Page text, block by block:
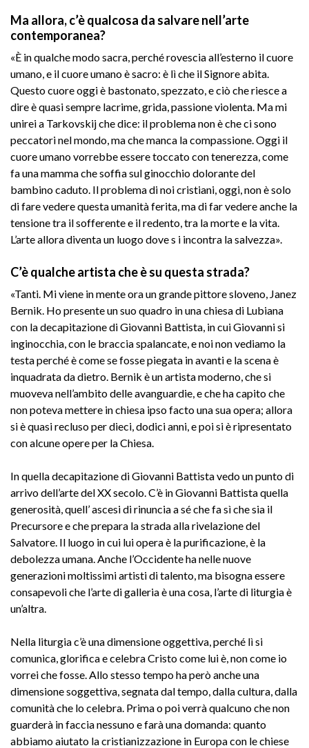
Ma allora, c’è qualcosa da salvare nell’arte
contemporanea?
«È in qualche modo sacra, perché rovescia all’esterno il cuore
umano, e il cuore umano è sacro: è lì che il Signore abita.
Questo cuore oggi è bastonato, spezzato, e ciò che riesce a
dire è quasi sempre lacrime, grida, passione violenta. Ma mi
unirei a Tarkovskij che dice: il problema non è che ci sono
peccatori nel mondo, ma che manca la compassione. Oggi il
cuore umano vorrebbe essere toccato con tenerezza, come
fa una mamma che soffia sul ginocchio dolorante del
bambino caduto. Il problema di noi cristiani, oggi, non è solo
di fare vedere questa umanità ferita, ma di far vedere anche la
tensione tra il sofferente e il redento, tra la morte e la vita.
L’arte allora diventa un luogo dove s i incontra la salvezza».
C’è qualche artista che è su questa strada?
«Tanti. Mi viene in mente ora un grande pittore sloveno, Janez
Bernik. Ho presente un suo quadro in una chiesa di Lubiana
con la decapitazione di Giovanni Battista, in cui Giovanni si
inginocchia, con le braccia spalancate, e noi non vediamo la
testa perché è come se fosse piegata in avanti e la scena è
inquadrata da dietro. Bernik è un artista moderno, che si
muoveva nell’ambito delle avanguardie, e che ha capito che
non poteva mettere in chiesa ipso facto una sua opera; allora
si è quasi recluso per dieci, dodici anni, e poi si è ripresentato
con alcune opere per la Chiesa.
In quella decapitazione di Giovanni Battista vedo un punto di
arrivo dell’arte del XX secolo. C’è in Giovanni Battista quella
generosità, quell’ ascesi di rinuncia a sé che fa sì che sia il
Precursore e che prepara la strada alla rivelazione del
Salvatore. Il luogo in cui lui opera è la purificazione, è la
debolezza umana. Anche l’Occidente ha nelle nuove
generazioni moltissimi artisti di talento, ma bisogna essere
consapevoli che l’arte di galleria è una cosa, l’arte di liturgia è
un’altra.
Nella liturgia c’è una dimensione oggettiva, perché lì si
comunica, glorifica e celebra Cristo come lui è, non come io
vorrei che fosse. Allo stesso tempo ha però anche una
dimensione soggettiva, segnata dal tempo, dalla cultura, dalla
comunità che lo celebra. Prima o poi verrà qualcuno che non
guarderà in faccia nessuno e farà una domanda: quanto
abbiamo aiutato la cristianizzazione in Europa con le chiese